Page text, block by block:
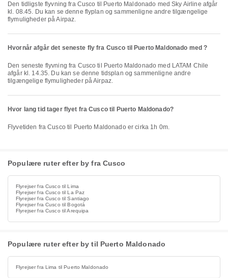
Den tidligste flyvning fra Cusco til Puerto Maldonado med Sky Airline afgår
kl. 08.45. Du kan se denne flyplan og sammenligne andre tilgængelige
flymuligheder på Airpaz.
Hvornår afgår det seneste fly fra Cusco til Puerto Maldonado med ?
Den seneste flyvning fra Cusco til Puerto Maldonado med LATAM Chile
afgår kl. 14.35. Du kan se denne tidsplan og sammenligne andre
tilgængelige flymuligheder på Airpaz.
Hvor lang tid tager flyet fra Cusco til Puerto Maldonado?
Flyvetiden fra Cusco til Puerto Maldonado er cirka 1h 0m.
Populære ruter efter by fra Cusco
Flyrejser fra Cusco til Lima
Flyrejser fra Cusco til La Paz
Flyrejser fra Cusco til Santiago
Flyrejser fra Cusco til Bogotá
Flyrejser fra Cusco til Arequipa
Populære ruter efter by til Puerto Maldonado
Flyrejser fra Lima til Puerto Maldonado